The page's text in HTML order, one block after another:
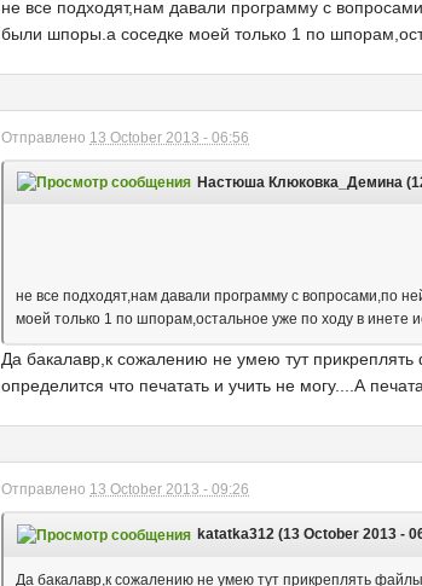
не все подходят,нам давали программу с
были шпоры.а соседке моей только 1 по
Отправлено 13 October 2013 - 06:56
Настюша Клюковка_Демина
не все подходят,нам давали программу с вопросами,по
моей только 1 по шпорам,остальное уже по ходу в инете
Да бакалавр,к сожалению не умею тут
определится что печатать и учить не могу....А
Отправлено 13 October 2013 - 09:26
katatka312 (13 October 2013 -
Да бакалавр,к сожалению не умею тут прикреплять